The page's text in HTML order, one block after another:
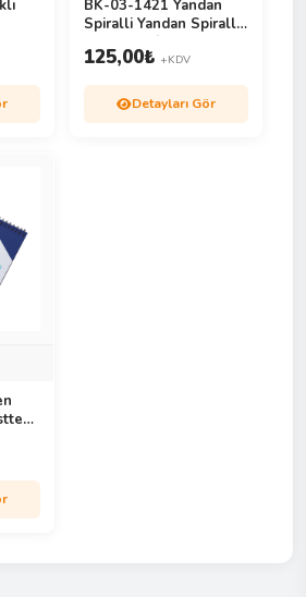
BK-03-1421 Yandan
Spiralli Yandan Spiralli
125,00₺ +KDV
Detayları Gör